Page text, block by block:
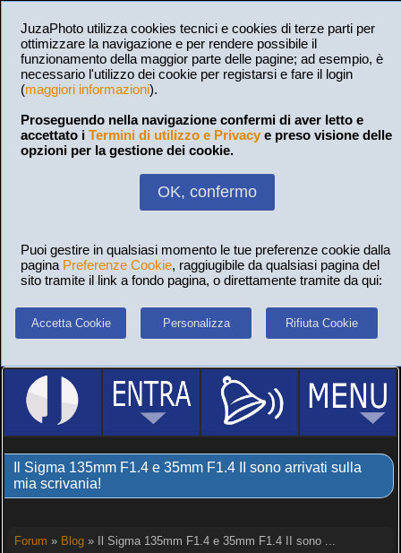
JuzaPhoto utilizza cookies tecnici e cookies di terze parti per
ottimizzare la navigazione e per rendere possibile il
funzionamento della maggior parte delle pagine; ad esempio, è
necessario l'utilizzo dei cookie per registarsi e fare il login
(maggiori informazioni).
Proseguendo nella navigazione confermi di aver letto e
accettato i Termini di utilizzo e Privacy e preso visione delle
opzioni per la gestione dei cookie.
OK, confermo
Puoi gestire in qualsiasi momento le tue preferenze cookie dalla
pagina Preferenze Cookie, raggiugibile da qualsiasi pagina del
sito tramite il link a fondo pagina, o direttamente tramite da qui:
Accetta Cookie Personalizza Rifiuta Cookie
Il Sigma 135mm F1.4 e 35mm F1.4 II sono arrivati sulla
mia scrivania!
Forum » Blog» Il Sigma 135mm F1.4 e 35mm F1.4 II sono ...